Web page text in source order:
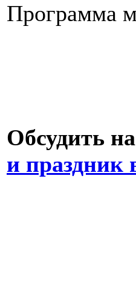
Программа
Обсудить
и праздник